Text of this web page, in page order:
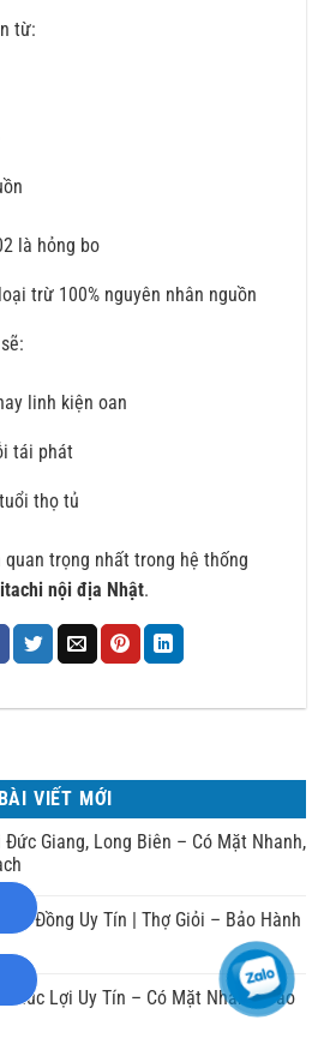
từ:
là hỏng bo
trừ 100% nguyên nhân nguồn
linh kiện oan
tái phát
thọ tủ
trọng nhất trong hệ thống
nội địa Nhật.
BÀI VIẾT MỚI
Đức Giang, Long Biên – Có Mặt Nhanh,
Đồng Uy Tín | Thợ Giỏi – Bảo Hành
Phúc Lợi Uy Tín – Có Mặt Nhanh, Báo